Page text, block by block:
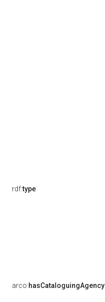
rdf:type
arco:hasCataloguingAgency